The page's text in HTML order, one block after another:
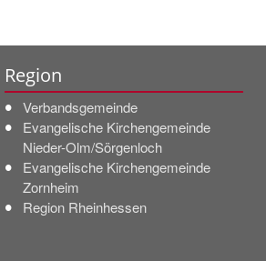
Region
Verbandsgemeinde
Evangelische Kirchengemeinde
Nieder-Olm/Sörgenloch
Evangelische Kirchengemeinde
Zornheim
Region Rheinhessen